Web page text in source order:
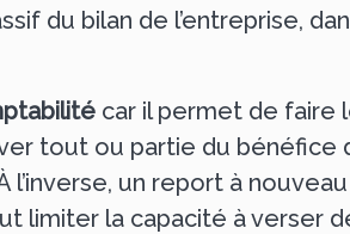
du bilan de l’entreprise,
car il permet de faire
tout ou partie du bénéfice
l’inverse, un report à nouveau
limiter la capacité à verser